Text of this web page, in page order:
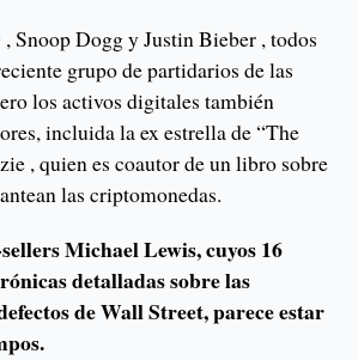
Snoop Dogg y Justin Bieber , todos
grupo de partidarios de las
los activos digitales también
incluida la ex estrella de “The
, quien es coautor de un libro sobre
las criptomonedas.
Michael Lewis, cuyos 16
detalladas sobre las
de Wall Street, parece estar